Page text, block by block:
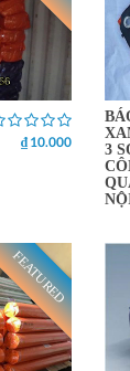
₫ 10.000
3
FEATURED